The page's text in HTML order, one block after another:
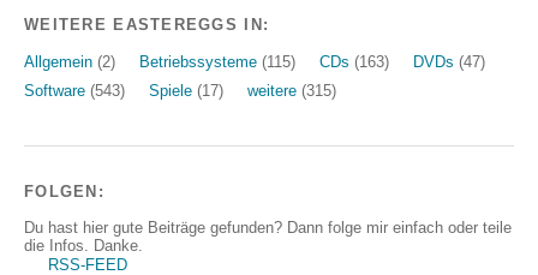
WEITERE EASTEREGGS IN:
Allgemein (2) Betriebssysteme (115) CDs (163) DVDs (47)
Software (543) Spiele (17) weitere (315)
FOLGEN:
Du hast hier gute Beiträge gefunden? Dann folge mir einfach oder teile
die Infos. Danke.
RSS-FEED